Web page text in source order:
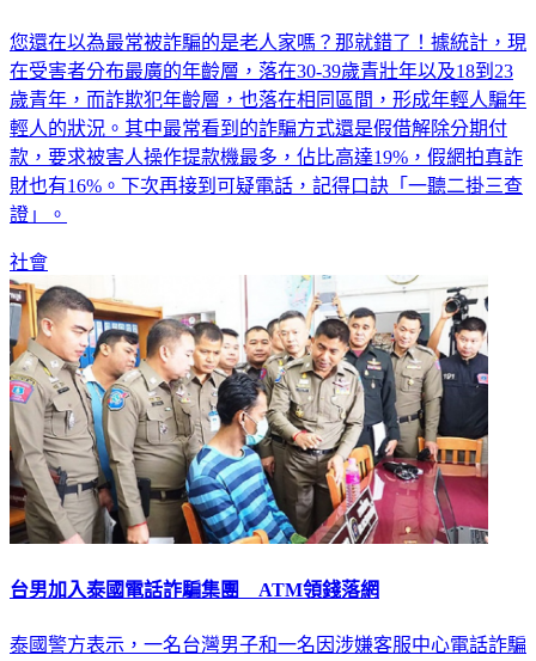
您還在以為最常被詐騙的是老人家嗎？那就錯了！據統計，現
在受害者分布最廣的年齡層，落在30-39歲青壯年以及18到23
歲青年，而詐欺犯年齡層，也落在相同區間，形成年輕人騙年
輕人的狀況。其中最常看到的詐騙方式還是假借解除分期付
款，要求被害人操作提款機最多，佔比高達19%，假網拍真詐
財也有16%。下次再接到可疑電話，記得口訣「一聽二掛三查
證」。
社會
台男加入泰國電話詐騙集團 ATM領錢落網
泰國警方表示，一名台灣男子和一名因涉嫌客服中心電話詐騙